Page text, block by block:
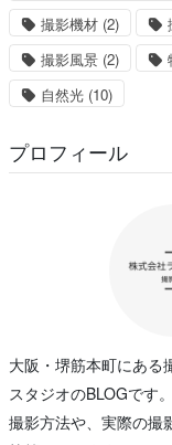
撮影機材 (2)
撮影風景 (2)
自然光 (10)
プロフィール
大阪・堺筋本町にある
スタジオのBLOGです。
撮影方法や、実際の撮